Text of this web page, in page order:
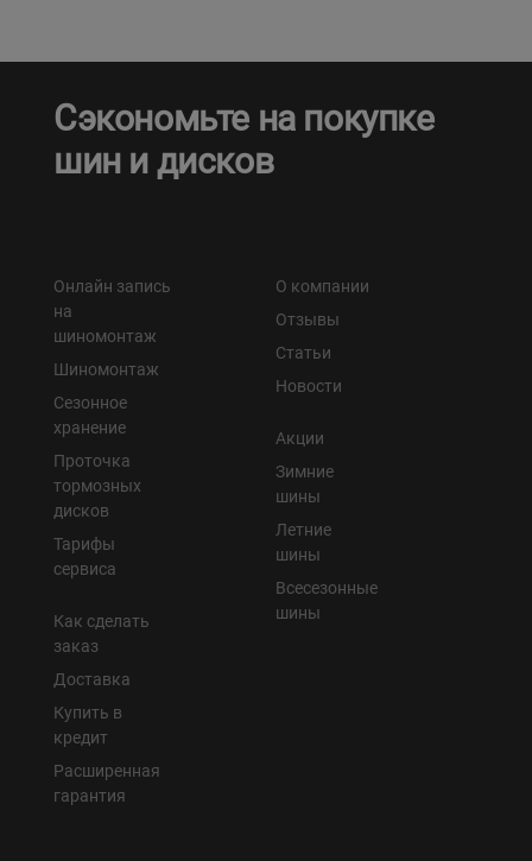
Сэкономьте на покупке
шин и дисков
Онлайн запись
на
шиномонтаж
Шиномонтаж
Сезонное
хранение
Проточка
тормозных
дисков
Тарифы
сервиса
Как сделать
заказ
Доставка
Купить в
кредит
Расширенная
гарантия
О компании
Отзывы
Статьи
Новости
Акции
Зимние
шины
Летние
шины
Всесезонные
шины